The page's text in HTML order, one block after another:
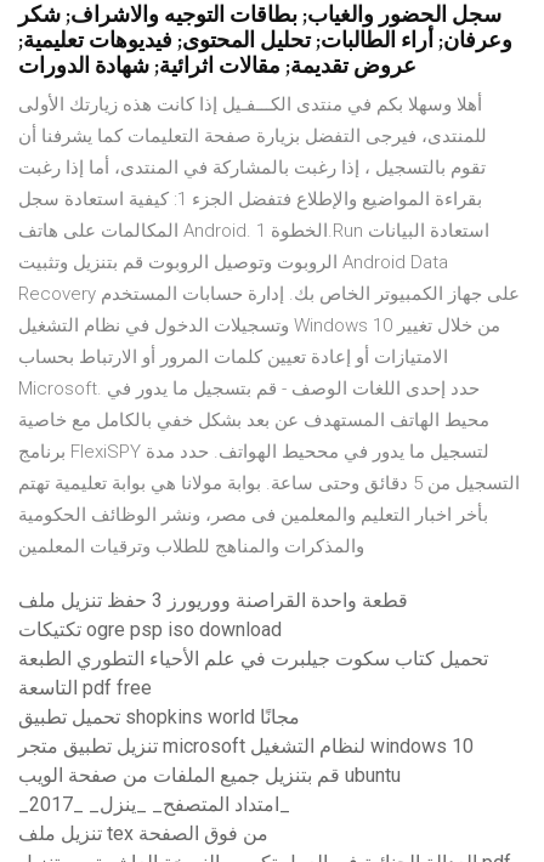
سجل الحضور والغياب; بطاقات التوجيه والاشراف; شكر
وعرفان; أراء الطالبات; تحليل المحتوى; فيديوهات تعليمية;
عروض تقديمة; مقالات اثرائية; شهادة الدورات
أهلا وسهلا بكم في منتدى الكـــفـيل إذا كانت هذه زيارتك الأولى
للمنتدى، فيرجى التفضل بزيارة صفحة التعليمات كما يشرفنا أن
تقوم بالتسجيل ، إذا رغبت بالمشاركة في المنتدى، أما إذا رغبت
بقراءة المواضيع والإطلاع فتفضل الجزء 1: كيفية استعادة سجل
المكالمات على هاتف Android. الخطوة 1.Run استعادة البيانات
الروبوت وتوصيل الروبوت قم بتنزيل وتثبيت Android Data
Recovery على جهاز الكمبيوتر الخاص بك. إدارة حسابات المستخدم
وتسجيلات الدخول في نظام التشغيل Windows 10 من خلال تغيير
الامتيازات أو إعادة تعيين كلمات المرور أو الارتباط بحساب
Microsoft. حدد إحدى اللغات الوصف - قم بتسجيل ما يدور في
محيط الهاتف المستهدف عن بعد بشكل خفي بالكامل مع خاصية
برنامج FlexiSPY لتسجيل ما يدور في مححيط الهواتف. حدد مدة
التسجيل من 5 دقائق وحتى ساعة. بوابة مولانا هي بوابة تعليمية تهتم
بأخر اخبار التعليم والمعلمين فى مصر، ونشر الوظائف الحكومية
والمذكرات والمناهج للطلاب وترقيات المعلمين
قطعة واحدة القراصنة ووريورز 3 حفظ تنزيل ملف
تكتيكات ogre psp iso download
تحميل كتاب سكوت جيلبرت في علم الأحياء التطوري الطبعة
التاسعة pdf free
تحميل تطبيق shopkins world مجانًا
تنزيل تطبيق متجر microsoft لنظام التشغيل windows 10
قم بتنزيل جميع الملفات من صفحة الويب ubuntu
تنزيل ملف tex من فوق الصفحة